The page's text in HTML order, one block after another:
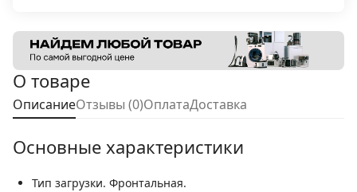
О товаре
ОписаниеОтзывы (0)ОплатаДоставка
Основные характеристики
Тип загрузки. Фронтальная.